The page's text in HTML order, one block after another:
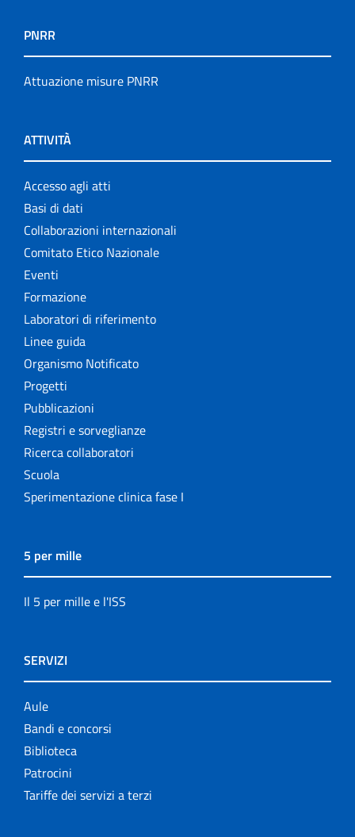
PNRR
Attuazione misure PNRR
ATTIVITÀ
Accesso agli atti
Basi di dati
Collaborazioni internazionali
Comitato Etico Nazionale
Eventi
Formazione
Laboratori di riferimento
Linee guida
Organismo Notificato
Progetti
Pubblicazioni
Registri e sorveglianze
Ricerca collaboratori
Scuola
Sperimentazione clinica fase I
5 per mille
Il 5 per mille e l'ISS
SERVIZI
Aule
Bandi e concorsi
Biblioteca
Patrocini
Tariffe dei servizi a terzi